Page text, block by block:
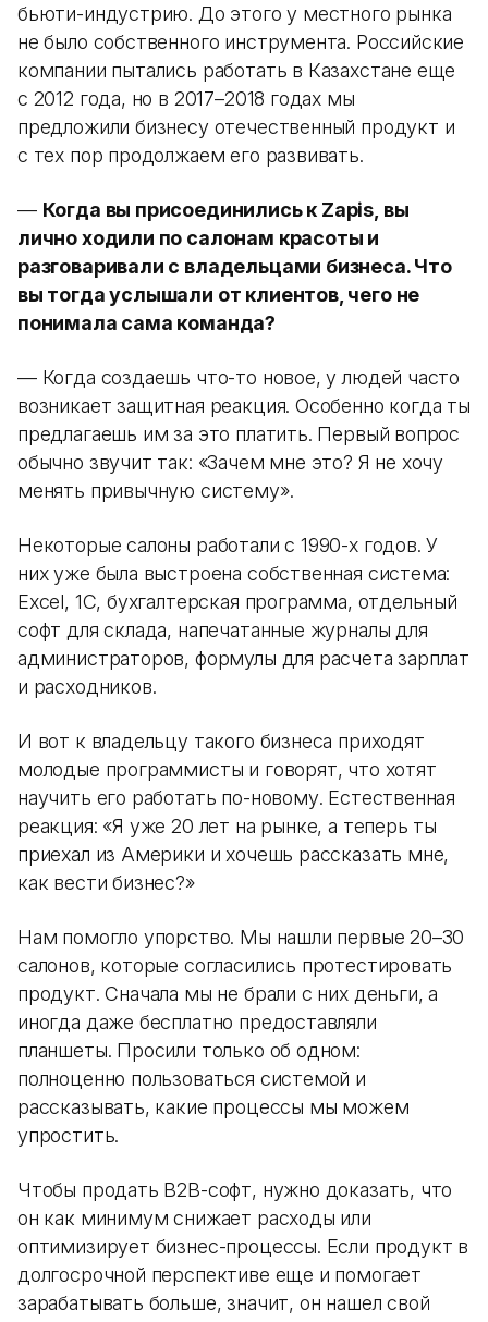
бьюти-индустрию. До этого у местного рынка
не было собственного инструмента. Российские
компании пытались работать в Казахстане еще
с 2012 года, но в 2017–2018 годах мы
предложили бизнесу отечественный продукт и
с тех пор продолжаем его развивать.
— Когда вы присоединились к Zapis, вы
лично ходили по салонам красоты и
разговаривали с владельцами бизнеса. Что
вы тогда услышали от клиентов, чего не
понимала сама команда?
— Когда создаешь что-то новое, у людей часто
возникает защитная реакция. Особенно когда ты
предлагаешь им за это платить. Первый вопрос
обычно звучит так: «Зачем мне это? Я не хочу
менять привычную систему».
Некоторые салоны работали с 1990-х годов. У
них уже была выстроена собственная система:
Excel, 1С, бухгалтерская программа, отдельный
софт для склада, напечатанные журналы для
администраторов, формулы для расчета зарплат
и расходников.
И вот к владельцу такого бизнеса приходят
молодые программисты и говорят, что хотят
научить его работать по-новому. Естественная
реакция: «Я уже 20 лет на рынке, а теперь ты
приехал из Америки и хочешь рассказать мне,
как вести бизнес?»
Нам помогло упорство. Мы нашли первые 20–30
салонов, которые согласились протестировать
продукт. Сначала мы не брали с них деньги, а
иногда даже бесплатно предоставляли
планшеты. Просили только об одном:
полноценно пользоваться системой и
рассказывать, какие процессы мы можем
упростить.
Чтобы продать B2B-софт, нужно доказать, что
он как минимум снижает расходы или
оптимизирует бизнес-процессы. Если продукт в
долгосрочной перспективе еще и помогает
зарабатывать больше, значит, он нашел свой